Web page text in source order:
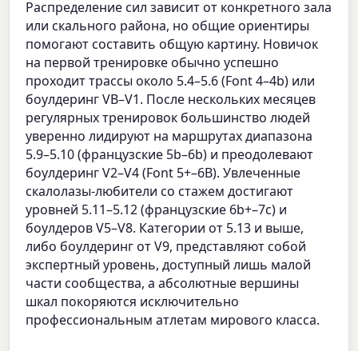
Распределение сил зависит от конкретного зала
или скального района, но общие ориентиры
помогают составить общую картину. Новичок
на первой тренировке обычно успешно
проходит трассы около 5.4–5.6 (Font 4–4b) или
боулдеринг VB–V1. После нескольких месяцев
регулярных тренировок большинство людей
уверенно лидируют на маршрутах диапазона
5.9–5.10 (французские 5b–6b) и преодолевают
боулдеринг V2–V4 (Font 5+–6B). Увлеченные
скалолазы-любители со стажем достигают
уровней 5.11–5.12 (французские 6b+–7c) и
боулдеров V5–V8. Категории от 5.13 и выше,
либо боулдеринг от V9, представляют собой
экспертный уровень, доступный лишь малой
части сообщества, а абсолютные вершины
шкал покоряются исключительно
профессиональным атлетам мирового класса.